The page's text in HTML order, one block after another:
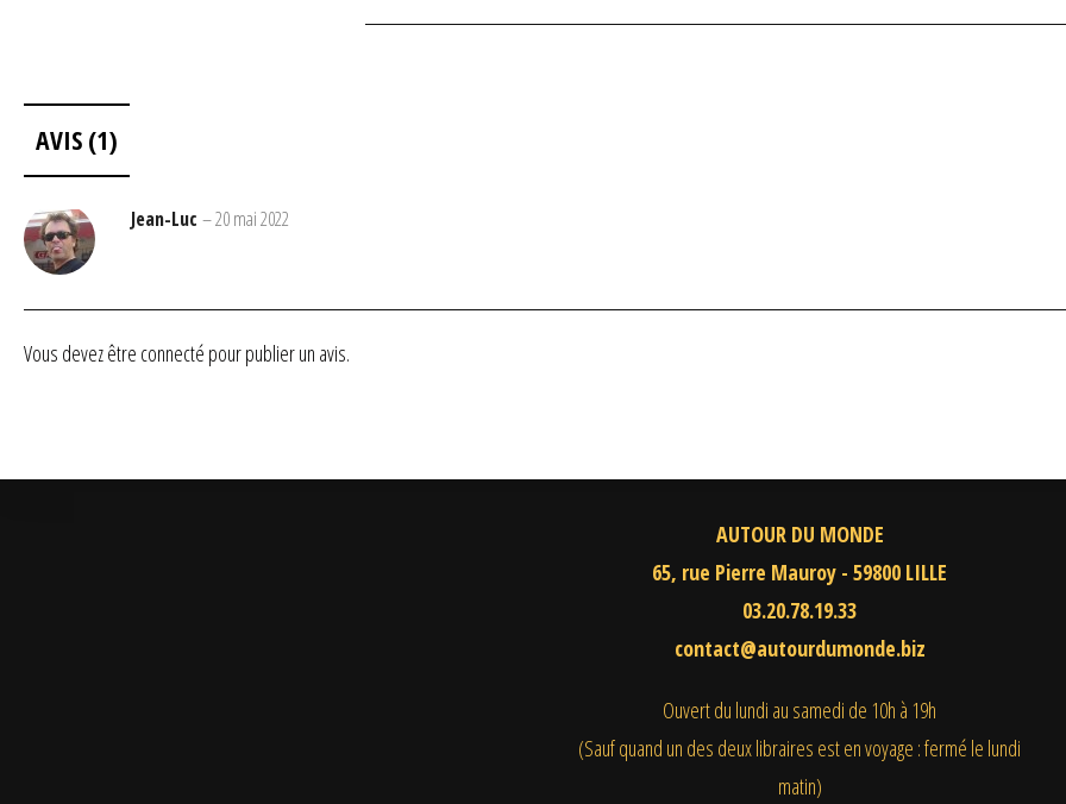
AVIS (1)
Jean-Luc –20 mai 2022
Vous devez être connecté pour publier un avis.
AUTOUR DU MONDE
65, rue Pierre Mauroy - 59800 LILLE
03.20.78.19.33
contact@autourdumonde.biz
Ouvert du lundi au samedi de 10h à 19h
(Sauf quand un des deux libraires est en voyage : fermé le lundi
matin)